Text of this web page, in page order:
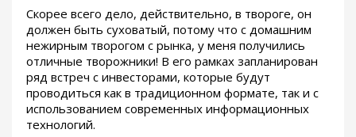
Скорее всего дело, действительно, в твороге, он
должен быть суховатый, потому что с домашним
нежирным творогом с рынка, у меня получились
отличные творожники! В его рамках запланирован
ряд встреч с инвесторами, которые будут
проводиться как в традиционном формате, так и с
использованием современных информационных
технологий.